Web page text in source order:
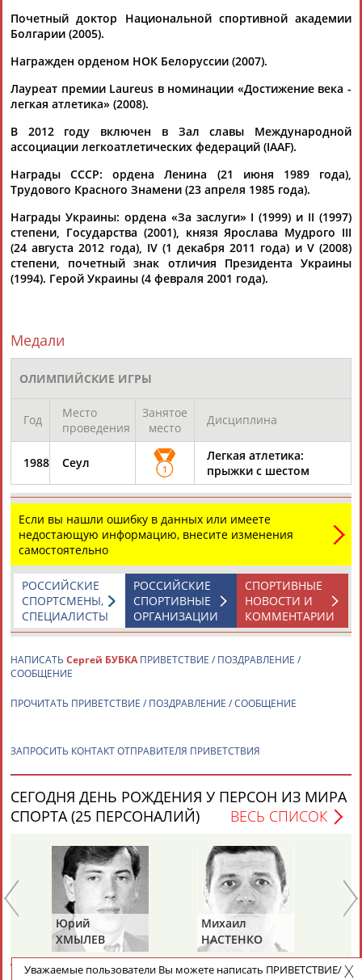
Почетный доктор Национальной спортивной академии
Болгарии (2005).
Награжден орденом НОК Белоруссии (2007).
Лауреат премии Laureus в номинации «Достижение века -
легкая атлетика» (2008).
В 2012 году включен в Зал славы Международной
ассоциации легкоатлетических федераций (IAAF).
Награды СССР: ордена Ленина (21 июня 1989 года),
Трудового Красного Знамени (23 апреля 1985 года).
Награды Украины: ордена «За заслуги» І (1999) и II (1997)
степени, Государства (2001), князя Ярослава Мудрого III
(24 августа 2012 года), IV (1 декабря 2011 года) и V (2008)
степени, почетный знак отличия Президента Украины
(1994). Герой Украины (4 февраля 2001 года).
Медали
ОЛИМПИЙСКИЕ ИГРЫ
Год
Место
проведения
Занятое
место
Дисциплина
1988 Сеул 1
Легкая атлетика:
прыжки с шестом
Если вы нашли ошибку в данных или имеете
недостающую информацию, внесите изменения
самостоятельно
СПОРТИВНЫЕ
НОВОСТИ И
КОММЕНТАРИИ
РОССИЙСКИЕ
СПОРТИВНЫЕ
ОРГАНИЗАЦИИ
РОССИЙСКИЕ
СПОРТСМЕНЫ,
СПЕЦИАЛИСТЫ
НАПИСАТЬ Сергей БУБКА ПРИВЕТСТВИЕ / ПОЗДРАВЛЕНИЕ /
СООБЩЕНИЕ
ПРОЧИТАТЬ ПРИВЕТСТВИЕ / ПОЗДРАВЛЕНИЕ / СООБЩЕНИЕ
ЗАПРОСИТЬ КОНТАКТ ОТПРАВИТЕЛЯ ПРИВЕТСТВИЯ
СЕГОДНЯ ДЕНЬ РОЖДЕНИЯ У ПЕРСОН ИЗ МИРА
СПОРТА (25 ПЕРСОНАЛИЙ)
ВЕСЬ СПИСОК
Юрий
ХМЫЛЕВ
Михаил
НАСТЕНКО
Уважаемые пользователи Вы можете написать ПРИВЕТСТВИЕ/